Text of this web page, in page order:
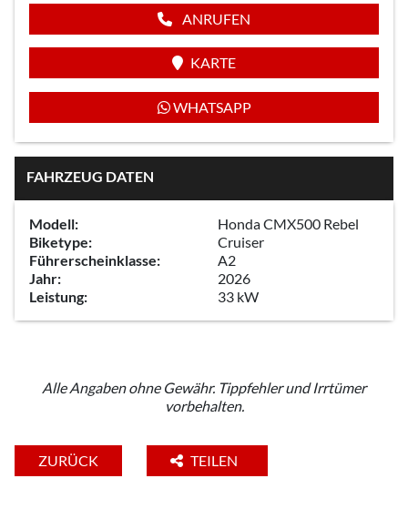
ANRUFEN
KARTE
WHATSAPP
FAHRZEUG DATEN
Modell:
Honda CMX500 Rebel
Biketype:
Cruiser
Führerscheinklasse:
A2
Jahr:
2026
Leistung:
33 kW
Alle Angaben ohne Gewähr. Tippfehler und Irrtümer
vorbehalten.
ZURÜCK TEILEN